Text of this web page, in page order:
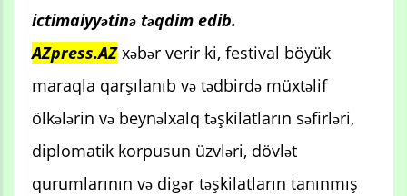
ictimaiyyətinə təqdim edib.
AZpress.AZxəbər verir ki, festival böyük
maraqla qarşılanıb və tədbirdə müxtəlif
ölkələrin və beynəlxalq təşkilatların səfirləri,
diplomatik korpusun üzvləri, dövlət
qurumlarının və digər təşkilatların tanınmış